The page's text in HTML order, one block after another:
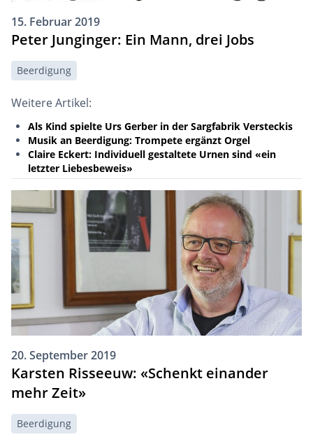
15. Februar 2019
Peter Junginger: Ein Mann, drei Jobs
Beerdigung
Weitere Artikel:
Als Kind spielte Urs Gerber in der Sargfabrik Versteckis
Musik an Beerdigung: Trompete ergänzt Orgel
Claire Eckert: Individuell gestaltete Urnen sind «ein
letzter Liebesbeweis»
20. September 2019
Karsten Risseeuw: «Schenkt einander
mehr Zeit»
Beerdigung